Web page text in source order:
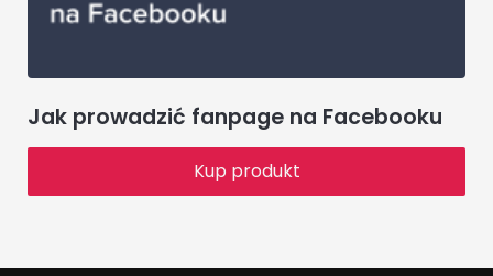
Jak prowadzić fanpage na Facebooku
Kup produkt